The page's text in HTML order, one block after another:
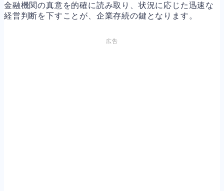
金融機関の真意を的確に読み取り、状況に応じた迅速な
経営判断を下すことが、企業存続の鍵となります。
広告